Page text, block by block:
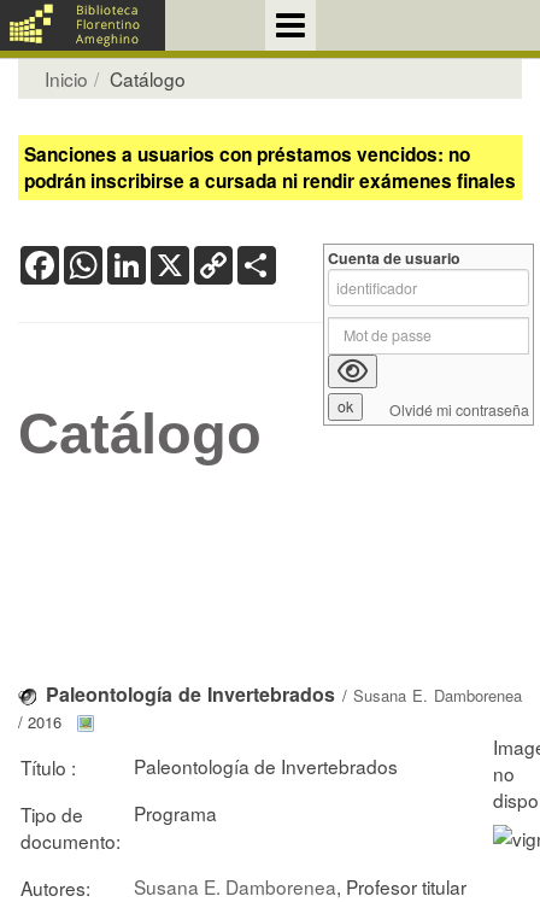
Inicio Catálogo
Sanciones a usuarios con préstamos vencidos: no
podrán inscribirse a cursada ni rendir exámenes finales
FacebookWhatsApp
LinkedIn
X Copy
Link
Catálogo
Paleontología de Invertebrados / Susana E. Damborenea
/ 2016
Título :
Paleontología de Invertebrados
Tipo de
documento:
Programa
Autores: Susana E. Damborenea, Profesor titular
Cuenta de usuario
Olvidé mi contraseña